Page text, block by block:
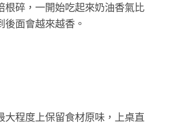
根碎，一開始吃起來奶油香氣比
後面會越來越香。
大程度上保留食材原味，上桌直